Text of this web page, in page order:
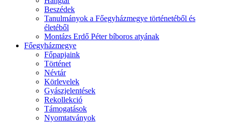
Beszédek
Tanulmányok a Főegyházmegye történetéből és
életéből
Montázs Erdő Péter bíboros atyának
Főegyházmegye
Főpapjaink
Történet
Névtár
Körlevelek
Gyászjelentések
Rekollekció
Támogatások
Nyomtatványok